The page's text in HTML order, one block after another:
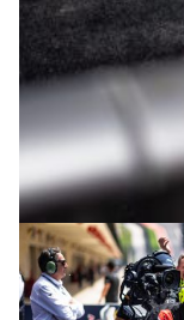
© R.Lekl